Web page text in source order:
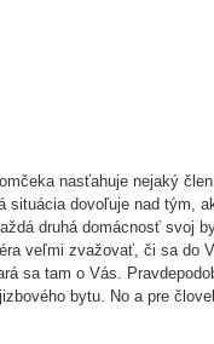
nasťahuje nejaký
dovoľuje nad tým,
druhá domácnosť svoj
veľmi zvažovať, či sa do
sa tam o Vás.
bytu. No a pre